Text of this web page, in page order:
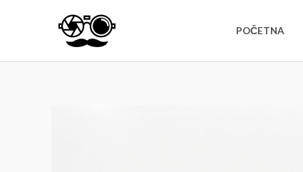
POČETNA